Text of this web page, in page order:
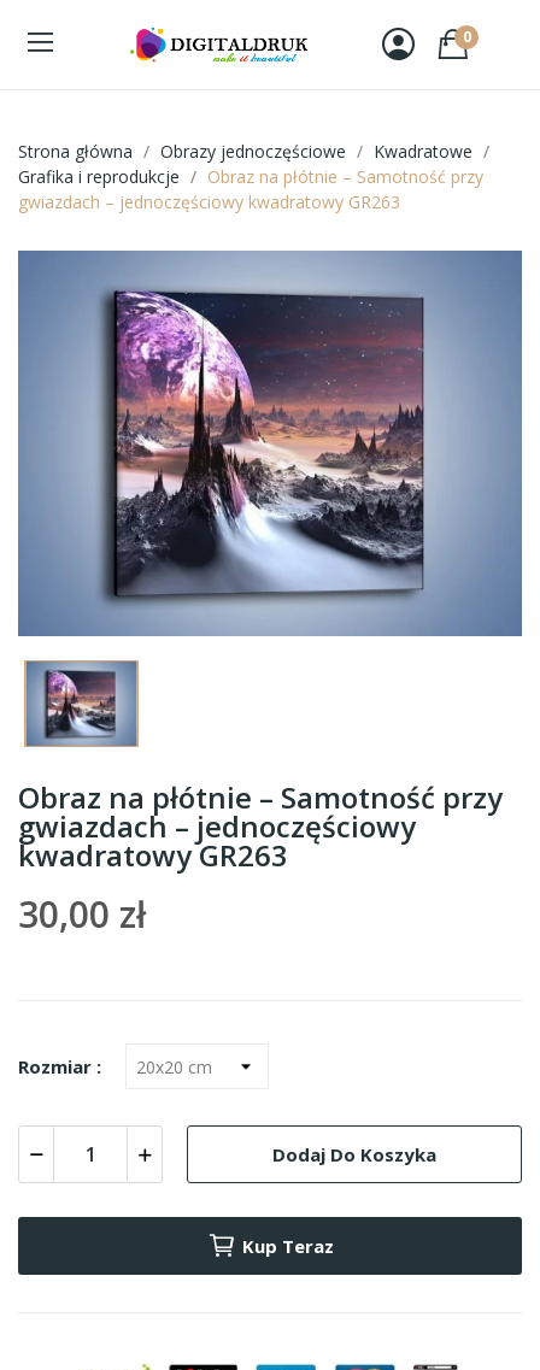
0
Strona główna Obrazy jednoczęściowe
Kwadratowe
Grafika i reprodukcje
Obraz na płótnie – Samotność przy
gwiazdach – jednoczęściowy kwadratowy GR263
Obraz na płótnie – Samotność przy
gwiazdach – jednoczęściowy
kwadratowy GR263
30,00 zł
Rozmiar :
Dodaj Do Koszyka
Kup Teraz